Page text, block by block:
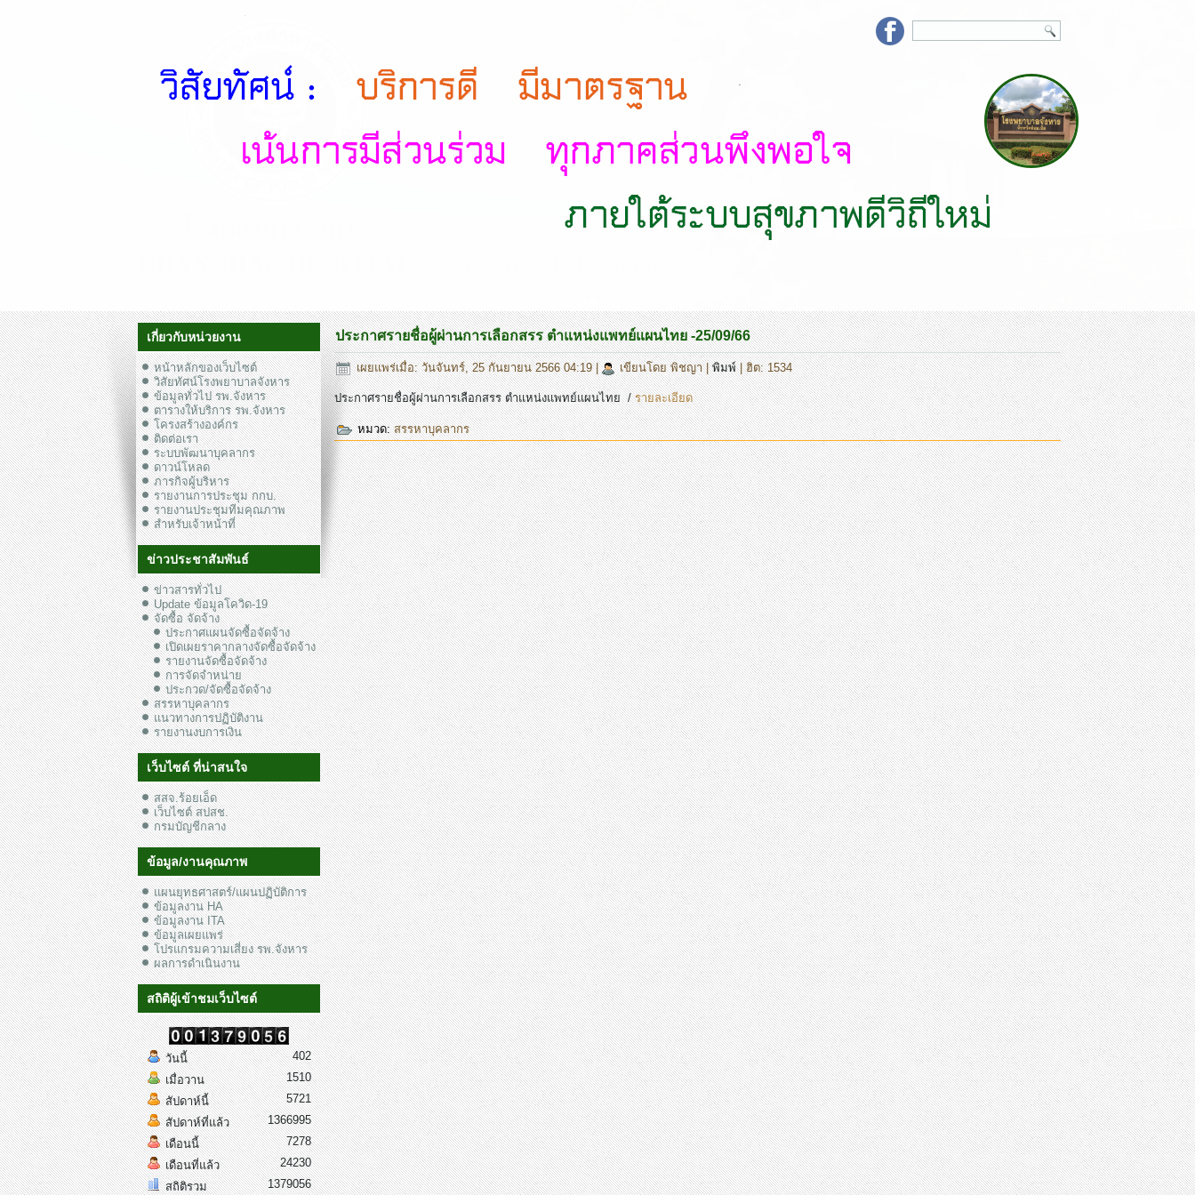
.
เกี่ยวกับหน่วยงาน
หน้าหลักของเว็บไซต์
วิสัยทัศน์โรงพยาบาลจังหาร
ข้อมูลทั่วไป รพ.จังหาร
ตารางให้บริการ รพ.จังหาร
โครงสร้างองค์กร
ติดต่อเรา
ระบบพัฒนาบุคลากร
ดาวน์โหลด
ภารกิจผู้บริหาร
รายงานการประชุม กกบ.
รายงานประชุมทีมคุณภาพ
สำหรับเจ้าหน้าที่
ข่าวประชาสัมพันธ์
ข่าวสารทั่วไป
Update ข้อมูลโควิด-19
จัดซื้อ จัดจ้าง
ประกาศแผนจัดซื้อจัดจ้าง
เปิดเผยราคากลางจัดซื้อจัดจ้าง
รายงานจัดซื้อจัดจ้าง
การจัดจำหน่าย
ประกวด/จัดซื้อจัดจ้าง
สรรหาบุคลากร
แนวทางการปฏิบัติงาน
รายงานงบการเงิน
เว็บไซต์ ที่น่าสนใจ
สสจ.ร้อยเอ็ด
เว็บไซต์ สปสช.
กรมบัญชีกลาง
ข้อมูล/งานคุณภาพ
แผนยุทธศาสตร์/แผนปฏิบัติการ
ข้อมูลงาน HA
ข้อมูลงาน ITA
ข้อมูลเผยแพร่
โปรแกรมความเสี่ยง รพ.จังหาร
ผลการดำเนินงาน
สถิติผู้เข้าชมเว็บไซต์
วันนี้
เมื่อวาน
สัปดาห์นี้
สัปดาห์ที่แล้ว
เดือนนี้
เดือนที่แล้ว
สถิติรวม
402
1510
5721
1366995
7278
24230
1379056
ประกาศรายชื่อผู้ผ่านการเลือกสรร ตำแหน่งแพทย์แผนไทย -25/09/66
เผยแพร่เมื่อ: วันจันทร์, 25 กันยายน 2566 04:19| เขียนโดย พิชญา|พิมพ์| ฮิต: 1534
ประกาศรายชื่อผู้ผ่านการเลือกสรร ตำแหน่งแพทย์แผนไทย /รายละเอียด
หมวด:สรรหาบุคลากร